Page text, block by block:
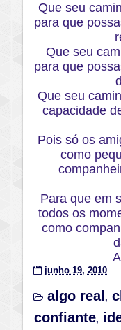
Que seu
para que
Que seu
para que
Que seu
capacidade
Pois só os
como
Para que em
todos os
como
junho 19, 2010
algo real,
confiante,